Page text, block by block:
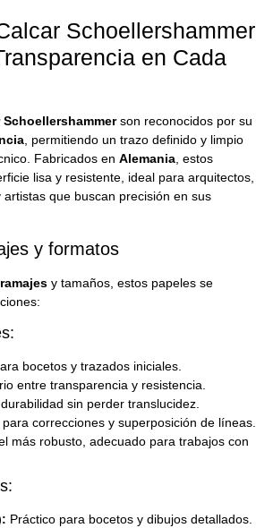
Schoellershammer
en Cada
Schoellershammerson reconocidos por su
, permitiendo un trazo definido y limpio
Fabricados en Alemania, estos
lisa y resistente, ideal para arquitectos,
que buscan precisión en sus
y formatos
y tamaños, estos papeles se
bocetos y trazados iniciales.
entre transparencia y resistencia.
sin perder translucidez.
correcciones y superposición de líneas.
más robusto, adecuado para trabajos con
Práctico para bocetos y dibujos detallados.